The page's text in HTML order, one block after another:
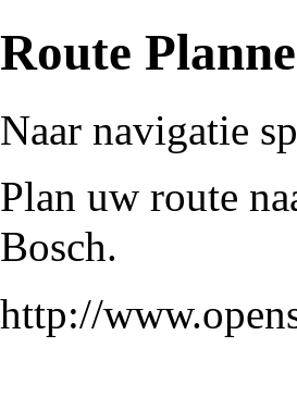
Route
Naar navigatie
Plan uw route
Bosch.
http://